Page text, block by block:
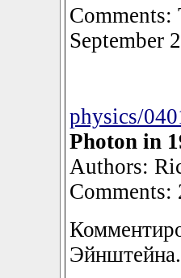
Comments:
September
physics/
Photon in
Authors:
Comments:
Эйнштейна.